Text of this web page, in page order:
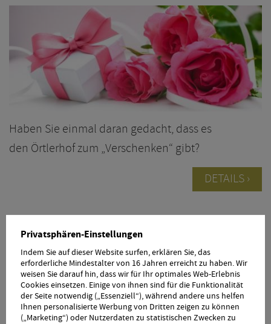
Haben Sie einmal daran gedacht, dass es
den Örtlerhof zum „Verschenken“ gibt?
DETAILS
Herbst-Zeit!
17.10. - 31.10.26 31.10. - 08.11.26
Privatsphären-Einstellungen
Indem Sie auf dieser Website surfen, erklären Sie, das
erforderliche Mindestalter von 16 Jahren erreicht zu haben. Wir
weisen Sie darauf hin, dass wir für Ihr optimales Web-Erlebnis
Cookies einsetzen. Einige von ihnen sind für die Funktionalität
der Seite notwendig („Essenziell“), während andere uns helfen
Ihnen personalisierte Werbung von Dritten zeigen zu können
(„Marketing“) oder Nutzerdaten zu statistischen Zwecken zu